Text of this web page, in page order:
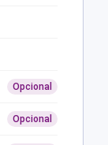
Opcional
Opcional